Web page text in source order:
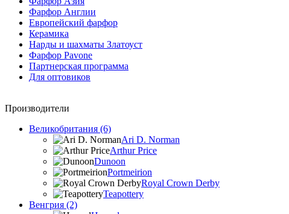
Фарфор Англии
Европейский фарфор
Керамика
Нарды и шахматы Златоуст
Фарфор Pavone
Партнерская программа
Для оптовиков
Производители
Великобритания (6)
Ari D. Norman
Arthur Price
Dunoon
Portmeirion
Royal Crown Derby
Teapottery
Венгрия (2)